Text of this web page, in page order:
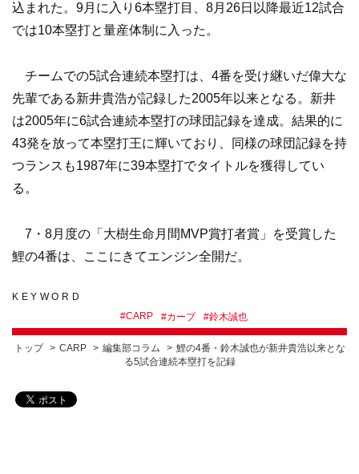
込まれた。9月に入り6本塁打目、8月26日以降最近12試合
では10本塁打と量産体制に入った。
チームでの5試合連続本塁打は、4番を受け継いだ偉大な
先輩である新井貴浩が記録した2005年以来となる。新井
は2005年に6試合連続本塁打の球団記録を達成。結果的に
43発を放って本塁打王に輝いており、同様の球団記録を持
つランスも1987年に39本塁打でタイトルを獲得してい
る。
7・8月度の「大樹生命月間MVP賞打者賞」を受賞した
鯉の4番は、ここにきてエンジン全開だ。
KEYWORD
#CARP #カープ #鈴木誠也
トップ CARP 編集部コラム
鯉の4番・鈴木誠也が新井貴浩以来とな
る5試合連続本塁打を記録